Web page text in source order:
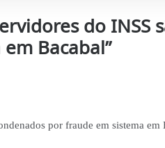
do INSS
Bacabal”
por fraude em sistema